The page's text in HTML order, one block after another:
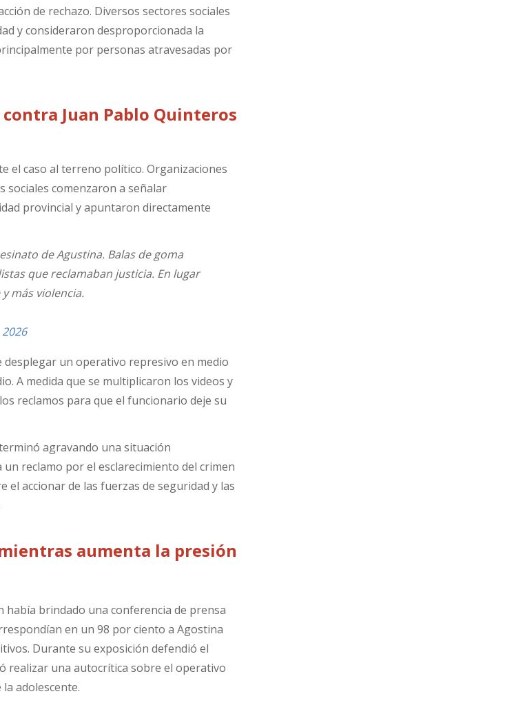
de rechazo. Diversos sectores sociales
y consideraron desproporcionada la
por personas atravesadas por
Juan Pablo Quinteros
el caso al terreno político. Organizaciones
sociales comenzaron a señalar
provincial y apuntaron directamente
de Agustina. Balas de goma
que reclamaban justicia. En lugar
más violencia.
desplegar un operativo represivo en medio
A medida que se multiplicaron los videos y
reclamos para que el funcionario deje su
agravando una situación
reclamo por el esclarecimiento del crimen
accionar de las fuerzas de seguridad y las
aumenta la presión
había brindado una conferencia de prensa
en un 98 por ciento a Agostina
Durante su exposición defendió el
realizar una autocrítica sobre el operativo
adolescente.